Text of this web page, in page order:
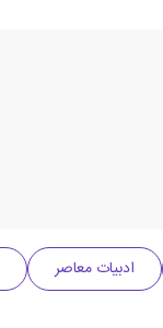
ادبیات معاصر